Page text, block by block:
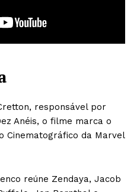
responsável por
Anéis, o filme marca o
Cinematográfico da Marvel
reúne Zendaya, Jacob